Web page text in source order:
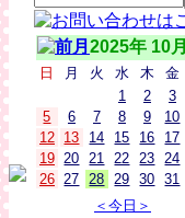
2025年 10月
日 月 火 水 木 金
1
2 3
5
6 7 8 9 10
12 13 14 15 16 17
19 20 21 22 23 24
26 27 28 29 30
31
＜今日＞